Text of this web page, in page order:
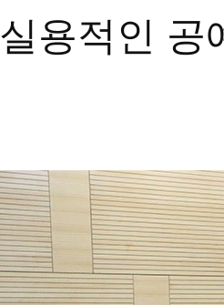
실용적인 공